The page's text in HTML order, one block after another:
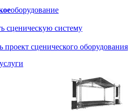
оборудование
сценическую систему
проект сценического оборудования